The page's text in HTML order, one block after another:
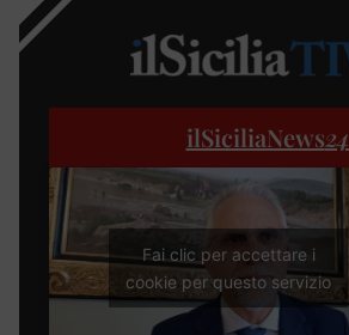
ilSiciliaNews24
Fai clic per accettare i
cookie per questo servizio